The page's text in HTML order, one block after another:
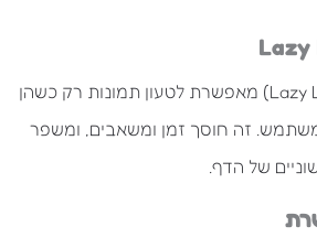
טעינה עצלה (Lazy Loading) מאפשרת לטעון תמונות רק כשהן
זה חוסך זמן ומשאבים, ומשפר
של הדף.